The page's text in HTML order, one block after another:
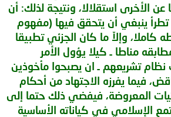
الأخرى استقلالا، ونتيجة لذلك: أن
ينبغي أن يتحقق فيها (مفهوم
كاملا، وإلاّ ما كان الجزئي تطبيقا
مناطا ـ كيلا يؤول الأمر
تشريعهم ـ ان يصبحوا مأخوذين
فيما يفرزه الاجتهاد من أحكام
المعروضة، فيفضي ذلك حتما إلى
الإسلامي في كياناته الأساسية